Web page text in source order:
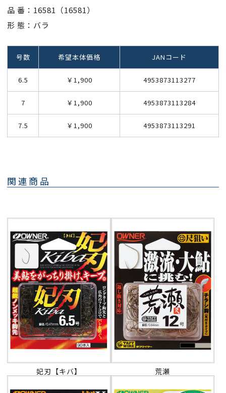
品 番：16581（16581）
形 態：バラ
号数 希望本体価格 JANコード
6.5 ￥1,900 4953873113277
7 ￥1,900 4953873113284
7.5 ￥1,900 4953873113291
関連商品
妃刃【キバ】 荒瀬